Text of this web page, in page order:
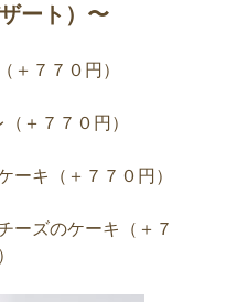
ート）〜
７７０円）
＋７７０円）
キ（＋７７０円）
ーズのケーキ（＋７